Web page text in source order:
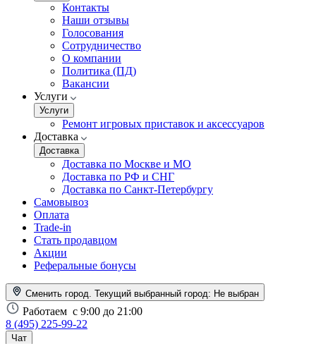
Контакты
Наши отзывы
Голосования
Сотрудничество
О компании
Политика (ПД)
Вакансии
Услуги
Услуги
Ремонт игровых приставок и аксессуаров
Доставка
Доставка
Доставка по Москве и МО
Доставка по РФ и СНГ
Доставка по Санкт-Петербургу
Самовывоз
Оплата
Trade-in
Стать продавцом
Акции
Реферальные бонусы
Сменить город. Текущий выбранный город: Не выбран
Работаем с 9:00 до 21:00
8 (495) 225-99-22
Чат